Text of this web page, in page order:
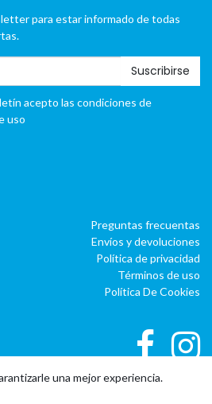
para estar informado de todas
Suscribirse
acepto las condiciones de
uso
Preguntas frecuentas
Envíos y devoluciones
Política de privacidad
Términos de uso
Política De Cookies
una mejor experiencia.